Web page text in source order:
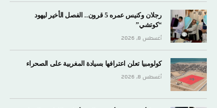
رجلان وكنيس عمره 5 قرون.. الفصل الأخير ليهود
“كوتشي”
أغسطس 8, 2026
كولومبيا تعلن اعترافها بسيادة المغربية على الصحراء
أغسطس 8, 2026